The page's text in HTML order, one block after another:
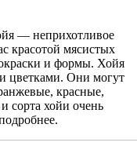
— неприхотливое
красотой мясистых
и формы. Хойя
цветками. Они могут
красные,
сорта хойи очень